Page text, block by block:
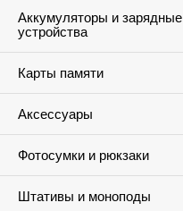
Аккумуляторы и зарядные
устройства
Карты памяти
Аксессуары
Фотосумки и рюкзаки
Штативы и моноподы